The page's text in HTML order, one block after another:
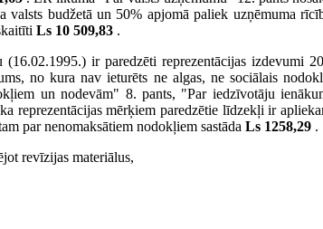
valsts budžetā un 50% apjomā paliek uzņēmuma
Ls 10 509,83 .
ir paredzēti reprezentācijas izdevumi
no kura nav ieturēts ne algas, ne sociālais
un nodevām" 8. pants, "Par iedzīvotāju
reprezentācijas mērķiem paredzētie līdzekļi ir
par nenomaksātiem nodokļiem sastāda Ls 1258,29 .
revīzijas materiālus,